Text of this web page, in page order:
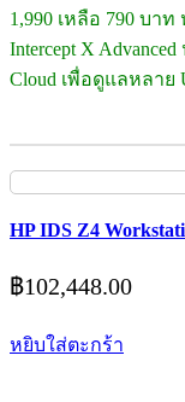
1,990 เหลือ 790 บาท
Intercept X
Cloud เพื่อดูแลหลาย
HP IDS Z4
฿102,448.00
หยิบใส่ตะกร้า